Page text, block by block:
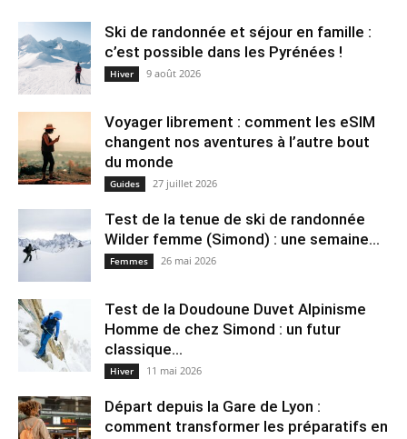
Ski de randonnée et séjour en famille :
c’est possible dans les Pyrénées !
Hiver 9 août 2026
Voyager librement : comment les eSIM
changent nos aventures à l’autre bout
du monde
Guides 27 juillet 2026
Test de la tenue de ski de randonnée
Wilder femme (Simond) : une semaine...
Femmes 26 mai 2026
Test de la Doudoune Duvet Alpinisme
Homme de chez Simond : un futur
classique...
Hiver 11 mai 2026
Départ depuis la Gare de Lyon :
comment transformer les préparatifs en